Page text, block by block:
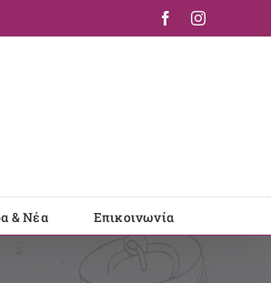
FacebookInstagram
& Νέα Επικοινωνία